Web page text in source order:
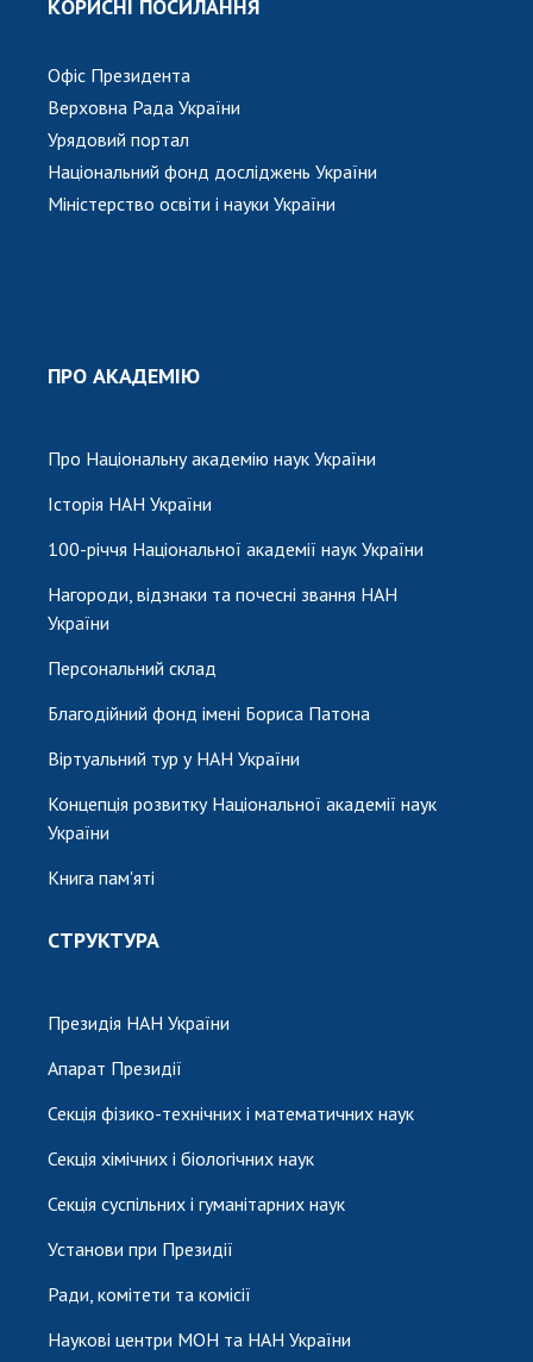
КОРИСНІ ПОСИЛАННЯ
Офіс Президента
Верховна Рада України
Урядовий портал
Національний фонд досліджень України
Міністерство освіти і науки України
ПРО АКАДЕМІЮ
Про Національну академію наук України
Історія НАН України
100-річчя Національної академії наук України
Нагороди, відзнаки та почесні звання НАН
України
Персональний склад
Благодійний фонд імені Бориса Патона
Віртуальний тур у НАН України
Концепція розвитку Національної академії наук
України
Книга пам'яті
СТРУКТУРА
Президія НАН України
Апарат Президії
Секція фізико-технічних і математичних наук
Секція хімічних і біологічних наук
Секція суспільних і гуманітарних наук
Установи при Президії
Ради, комітети та комісії
Наукові центри МОН та НАН України